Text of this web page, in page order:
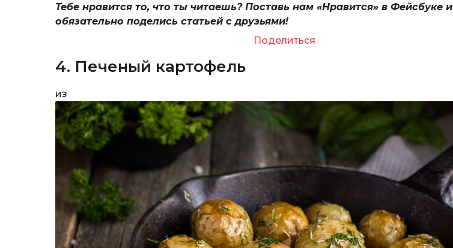
Тебе нравится то, что ты читаешь? Поставь нам «Нравится» в Фейсбуке и
обязательно поделись статьей с друзьями!
Поделиться
4. Печеный картофель
из